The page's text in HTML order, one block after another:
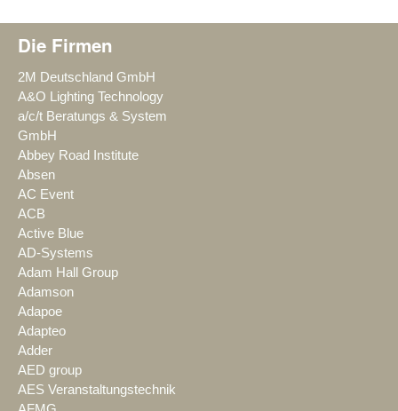
Die Firmen
2M Deutschland GmbH
A&O Lighting Technology
a/c/t Beratungs & System
GmbH
Abbey Road Institute
Absen
AC Event
ACB
Active Blue
AD-Systems
Adam Hall Group
Adamson
Adapoe
Adapteo
Adder
AED group
AES Veranstaltungstechnik